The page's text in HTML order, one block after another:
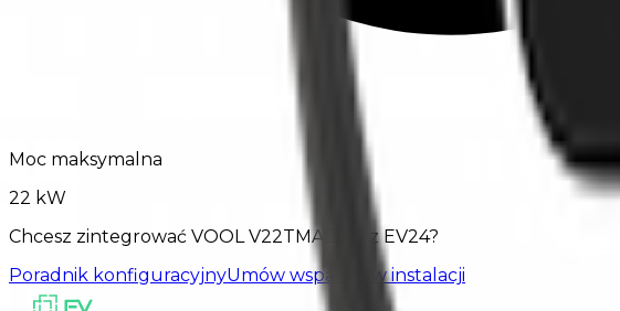
Moc maksymalna
22 kW
Chcesz zintegrować VOOL V22TMABGP z EV24?
Poradnik konfiguracyjnyUmów wsparcie w instalacji